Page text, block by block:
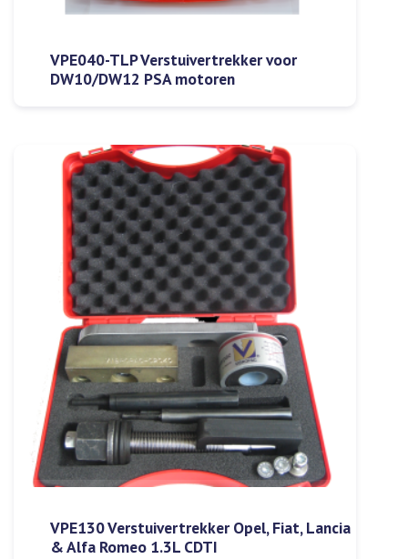
VPE040-TLP Verstuivertrekker voor
DW10/DW12 PSA motoren
VPE130 Verstuivertrekker Opel, Fiat, Lancia
& Alfa Romeo 1.3L CDTI